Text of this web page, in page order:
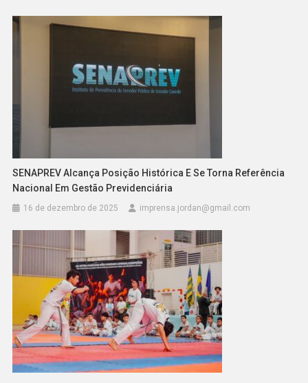
SENAPREV Alcança Posição Histórica E Se Torna Referência
Nacional Em Gestão Previdenciária
16 de dezembro de 2025 imprensa.jordan@gmail.com